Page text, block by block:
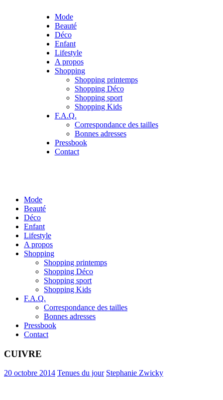
Mode
Beauté
Déco
Enfant
Lifestyle
A propos
Shopping
Shopping printemps
Shopping Déco
Shopping sport
Shopping Kids
F.A.Q.
Correspondance des tailles
Bonnes adresses
Pressbook
Contact
Mode
Beauté
Déco
Enfant
Lifestyle
A propos
Shopping
Shopping printemps
Shopping Déco
Shopping sport
Shopping Kids
F.A.Q.
Correspondance des tailles
Bonnes adresses
Pressbook
Contact
CUIVRE
20 octobre 2014 Tenues du jour Stephanie Zwicky